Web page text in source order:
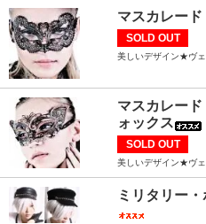
マスカレー
SOLD OUT
美しいデザイン★ヴ
マスカレー
ォックス
SOLD OUT
美しいデザイン★ヴ
ミリタリー